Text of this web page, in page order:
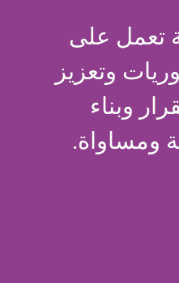
تعمل على
وتعزيز
وبناء
ومساواة.